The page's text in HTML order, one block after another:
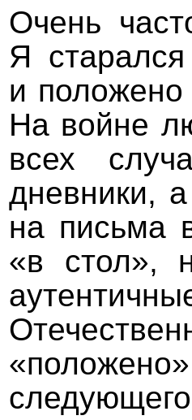
Очень
Я
и
На войне
всех
дневники,
на письма
«в стол»,